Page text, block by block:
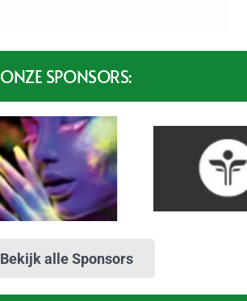
ONZE SPONSORS:
Bekijk alle Sponsors